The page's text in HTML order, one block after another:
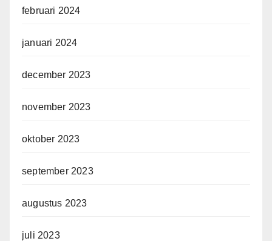
februari 2024
januari 2024
december 2023
november 2023
oktober 2023
september 2023
augustus 2023
juli 2023